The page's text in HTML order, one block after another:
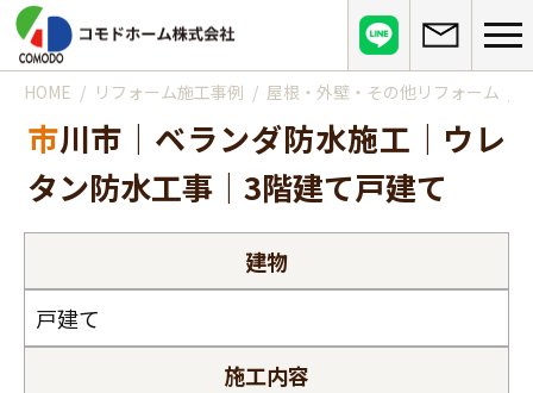
コモドホームについて
コモドホームの特長
リピート率70%超の理由
コモドホームの実績
工事日記
実績マンションリスト
お役立ち情報
リフォームに役立つ情報
はじめてのリフォーム
その他
リフォームの流れ
インフォメーション
HOME リフォーム施工事例 屋根・外壁・その他リフォーム
市川市｜ベランダ防水施工｜ウレ
タン防水工事｜3階建て戸建て
建物
戸建て
施工内容